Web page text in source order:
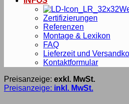
Zertifizierungen
Referenzen
Montage & Lexikon
FAQ
Lieferzeit und
Kontaktformular
Preisanzeige: exkl. MwSt.
Preisanzeige: inkl. MwSt.